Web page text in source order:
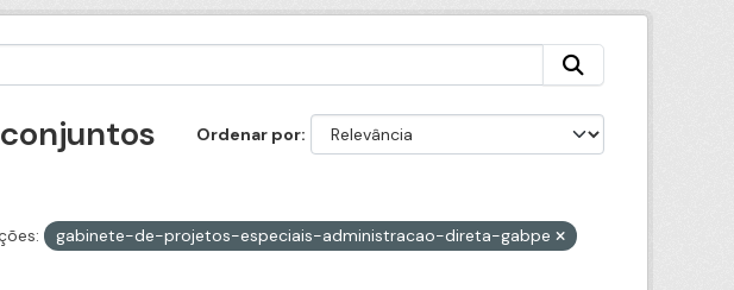
Ordenar por
gabinete-de-projetos-especiais-administracao-direta-gabpe